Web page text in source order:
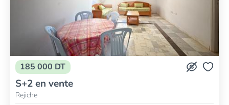
185 000 DT
S+2 en vente
Rejiche